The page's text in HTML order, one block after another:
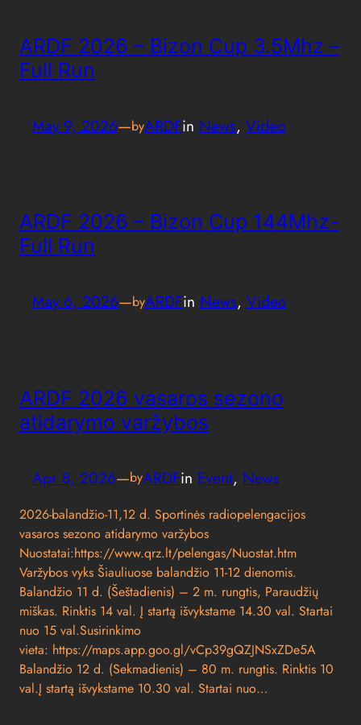
ARDF 2026 – Bizon Cup 3.5Mhz –
Full Run
May 9, 2026—byARDFin News, Video
ARDF 2026 – Bizon Cup 144Mhz-
Full Run
May 6, 2026—byARDFin News, Video
ARDF 2026 vasaros sezono
atidarymo varžybos
Apr 8, 2026—byARDFin Event, News
2026-balandžio-11,12 d. Sportinės radiopelengacijos
vasaros sezono atidarymo varžybos
Nuostatai:https://www.qrz.lt/pelengas/Nuostat.htm
Varžybos vyks Šiauliuose balandžio 11-12 dienomis.
Balandžio 11 d. (Šeštadienis) – 2 m. rungtis, Paraudžių
miškas. Rinktis 14 val. Į startą išvykstame 14.30 val. Startai
nuo 15 val.Susirinkimo
vieta: https://maps.app.goo.gl/vCp39gQZJNSxZDe5A
Balandžio 12 d. (Sekmadienis) – 80 m. rungtis. Rinktis 10
val.Į startą išvykstame 10.30 val. Startai nuo…